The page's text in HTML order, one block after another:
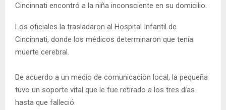
Cincinnati encontró a la niña inconsciente en su domicilio.
Los oficiales la trasladaron al Hospital Infantil de
Cincinnati, donde los médicos determinaron que tenía
muerte cerebral.
De acuerdo a un medio de comunicación local, la pequeña
tuvo un soporte vital que le fue retirado a los tres días
hasta que falleció.